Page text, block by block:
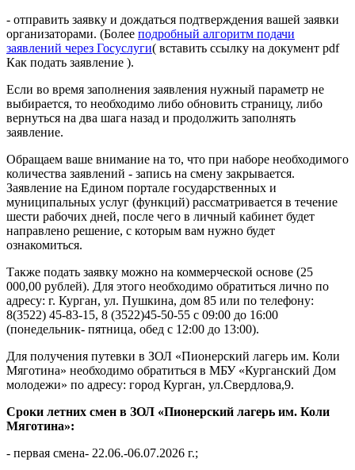
- отправить заявку и дождаться подтверждения вашей заявки
организаторами. (Более подробный алгоритм подачи
заявлений через Госуслуги( вставить ссылку на документ pdf
Как подать заявление ).
Если во время заполнения заявления нужный параметр не
выбирается, то необходимо либо обновить страницу, либо
вернуться на два шага назад и продолжить заполнять
заявление.
Обращаем ваше внимание на то, что при наборе необходимого
количества заявлений - запись на смену закрывается.
Заявление на Едином портале государственных и
муниципальных услуг (функций) рассматривается в течение
шести рабочих дней, после чего в личный кабинет будет
направлено решение, с которым вам нужно будет
ознакомиться.
Также подать заявку можно на коммерческой основе (25
000,00 рублей). Для этого необходимо обратиться лично по
адресу: г. Курган, ул. Пушкина, дом 85 или по телефону:
8(3522) 45-83-15, 8 (3522)45-50-55 с 09:00 до 16:00
(понедельник- пятница, обед с 12:00 до 13:00).
Для получения путевки в ЗОЛ «Пионерский лагерь им. Коли
Мяготина» необходимо обратиться в МБУ «Курганский Дом
молодежи» по адресу: город Курган, ул.Свердлова,9.
Сроки летних смен в ЗОЛ «Пионерский лагерь им. Коли
Мяготина»:
- первая смена- 22.06.-06.07.2026 г.;